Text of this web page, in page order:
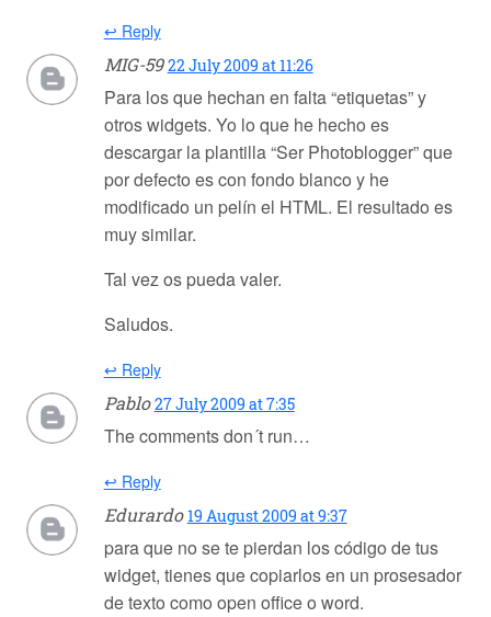
↩ Reply
MIG-59 22 July 2009 at 11:26
Para los que hechan en falta “etiquetas” y
otros widgets. Yo lo que he hecho es
descargar la plantilla “Ser Photoblogger” que
por defecto es con fondo blanco y he
modificado un pelín el HTML. El resultado es
muy similar.
Tal vez os pueda valer.
Saludos.
↩ Reply
Pablo 27 July 2009 at 7:35
The comments don´t run…
↩ Reply
Edurardo 19 August 2009 at 9:37
para que no se te pierdan los código de tus
widget, tienes que copiarlos en un prosesador
de texto como open office o word.